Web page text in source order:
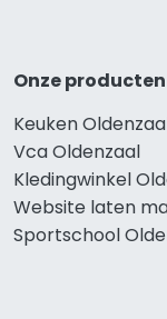
Onze producten
Keuken
Vca Oldenzaal
Kledingwinkel
Website laten
Sportschool